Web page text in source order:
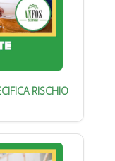
RISCHIO